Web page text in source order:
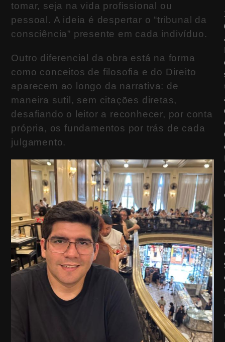
tomar, seja na vida profissional ou
pessoal. A ideia é despertar o “tribunal da
consciência” presente em cada indivíduo.
Outro diferencial da obra está na forma
como conceitos de filosofia e do Direito
aparecem ao longo da narrativa: de
maneira sutil, sem citações diretas,
desafiando o leitor a reconhecer, por conta
própria, os fundamentos por trás de cada
julgamento.